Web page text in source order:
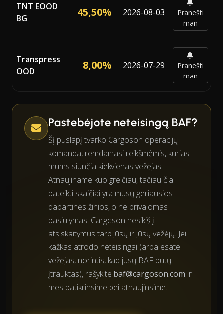
TNT EOOD
BG
45,50% 2026-08-03
Pranešti
man
Transpress
OOD
8,00% 2026-07-29
Pranešti
man
Pastebėjote neteisingą BAF?
Šį puslapį tvarko Cargoson operacijų
komanda, remdamasi reikšmėmis, kurias
mums siunčia kiekvienas vežėjas.
Atnaujiname kuo greičiau, tačiau čia
pateikti skaičiai yra mūsų geriausios
dabartinės žinios, o ne privalomas
pasiūlymas. Cargoson nesikiš į
atsiskaitymus tarp jūsų ir jūsų vežėjų. Jei
kažkas atrodo neteisingai (arba esate
vežėjas, norintis, kad jūsų BAF būtų
įtrauktas), rašykite baf@cargoson.com ir
mes patikrinsime bei atnaujinsime.